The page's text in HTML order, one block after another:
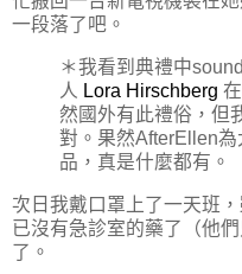
一段落了吧。
＊我看到典禮中
人 Lora Hirschberg
然國外有此禮俗，但
對。果然AfterEllen
品，真是什麼都有。
次日我戴口罩上了一天班
已沒有急診室的藥了（他
了。